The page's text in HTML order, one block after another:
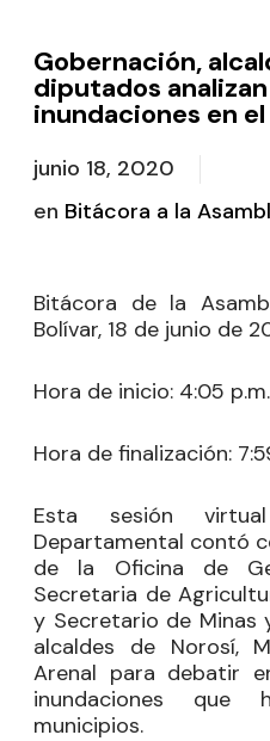
Gobernación,
diputados
inundaciones en
junio 18, 2020
en Bitácora a la
Bitácora de la
Bolívar, 18 de junio de
Hora de inicio: 4:05 p.m.
Hora de finalización:
Esta sesión
Departamental contó
de la Oficina de
Secretaria de
y Secretario de Minas
alcaldes de Norosí,
Arenal para debatir
inundaciones que
municipios.